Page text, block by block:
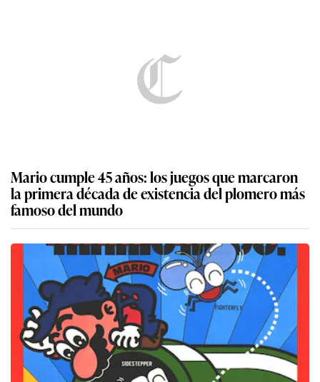
Mario cumple 45 años: los juegos que marcaron
la primera década de existencia del plomero más
famoso del mundo